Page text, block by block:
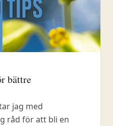
bättre
jag med
råd för att bli en